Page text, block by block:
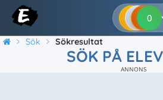
0 0 0
Sök Sökresultat
SÖK PÅ
ANNONS